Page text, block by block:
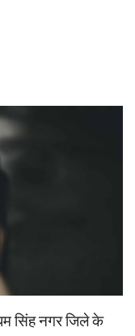
सिंह नगर जिले के